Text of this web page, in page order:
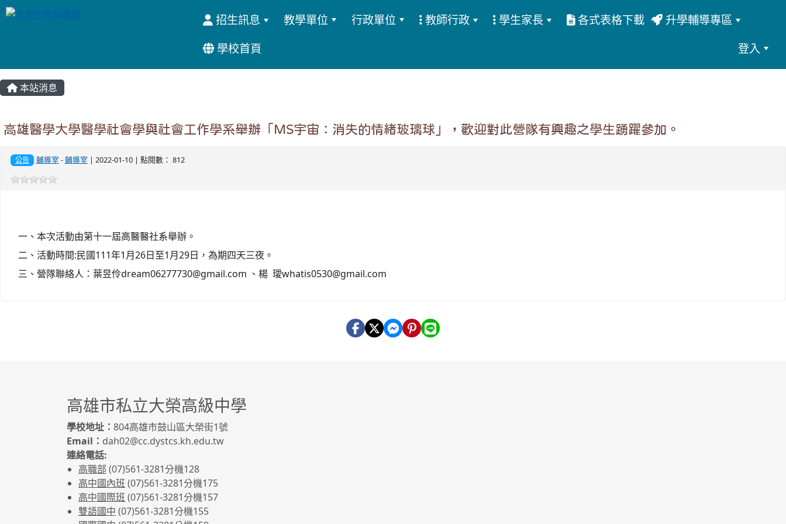
招生訊息 教學單位 行政單位 教師行政 學生家長 各式表格下載
升學輔導專區
學校首頁
登入
本站消息
高雄醫學大學醫學社會學與社會工作學系舉辦「MS宇宙：消失的情緒玻璃球」，歡迎對此營隊有興趣之學生踴躍參加。
公告 輔導室 -輔導室 | 2022-01-10 | 點閱數： 812
一、本次活動由第十一屆高醫醫社系舉辦。
二、活動時間:民國111年1月26日至1月29日，為期四天三夜。
三、營隊聯絡人：葉昱伶dream06277730@gmail.com 、楊 璦whatis0530@gmail.com
高雄市私立大榮高級中學
學校地址： 804高雄市鼓山區大榮街1號
Email： dah02@cc.dystcs.kh.edu.tw
連絡電話:
高職部 (07)561-3281分機128
高中國內班 (07)561-3281分機175
高中國際班 (07)561-3281分機157
雙語國中 (07)561-3281分機155